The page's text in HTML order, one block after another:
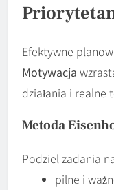
Efektywne
Motywacja
działania i realne
Metoda
Podziel zadania
pilne i